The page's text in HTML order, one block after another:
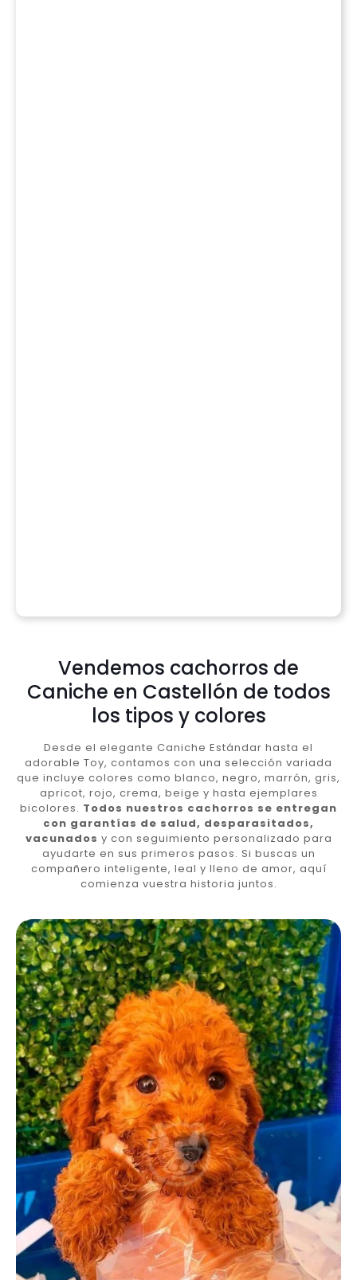
Vendemos cachorros de
Caniche en Castellón de todos
los tipos y colores
Desde el elegante Caniche Estándar hasta el
adorable Toy, contamos con una selección variada
que incluye colores como blanco, negro, marrón, gris,
apricot, rojo, crema, beige y hasta ejemplares
bicolores. Todos nuestros cachorros se entregan
con garantías de salud, desparasitados,
vacunados y con seguimiento personalizado para
ayudarte en sus primeros pasos. Si buscas un
compañero inteligente, leal y lleno de amor, aquí
comienza vuestra historia juntos.